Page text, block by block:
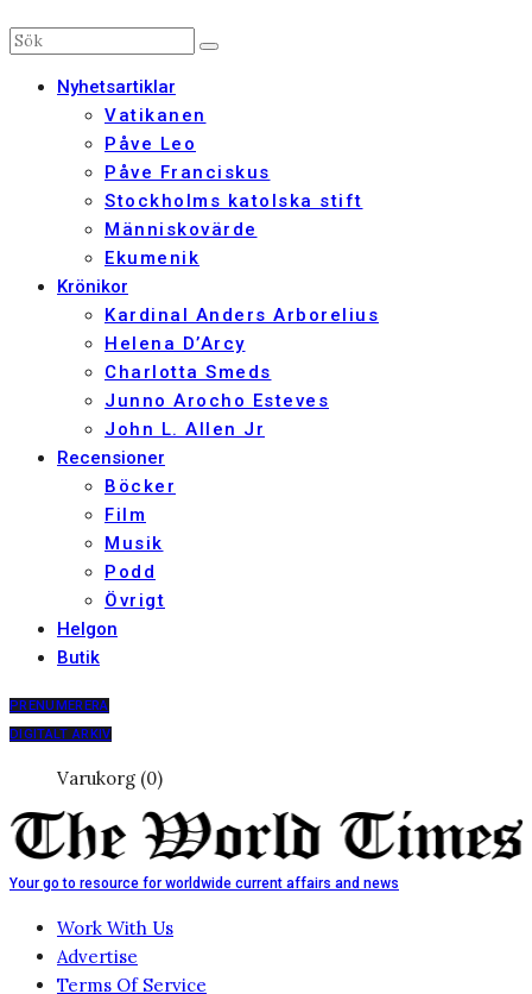
Nyhetsartiklar
Vatikanen
Påve Leo
Påve Franciskus
Stockholms katolska stift
Människovärde
Ekumenik
Krönikor
Kardinal Anders Arborelius
Helena D’Arcy
Charlotta Smeds
Junno Arocho Esteves
John L. Allen Jr
Recensioner
Böcker
Film
Musik
Podd
Övrigt
Helgon
Butik
PRENUMERERA
DIGITALT ARKIV
Varukorg (0)
Your go to resource for worldwide current affairs and news
Work With Us
Advertise
Terms Of Service